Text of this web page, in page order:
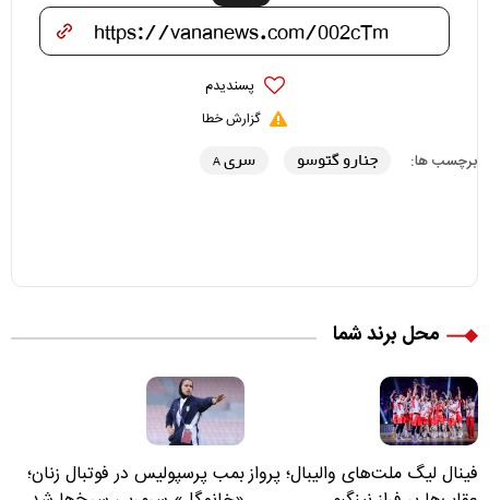
پسندیدم
گزارش خطا
برچسب ها: جنارو گتوسو سری A
محل برند شما
فینال لیگ ملت‌های والیبال؛ پروازبمب پرسپولیس در فوتبال زنان؛